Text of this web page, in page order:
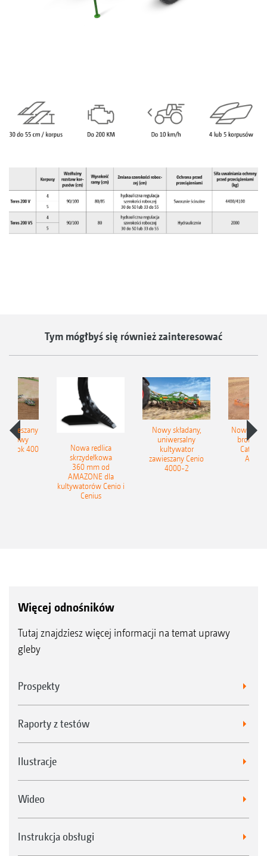
Tym mógłbyś się również zainteresować
Tyrok 400
Nowa redlica
skrzydełkowa
360 mm od
AMAZONE dla
kultywatorów Cenio i
Cenius
Nowy składany,
uniwersalny
kultywator
zawieszany Cenio
4000-2
Nowe
brony
Więcej odnośników
Tutaj znajdziesz więcej informacji na temat uprawy
gleby
Prospekty
Raporty z testów
Ilustracje
Wideo
Instrukcja obsługi